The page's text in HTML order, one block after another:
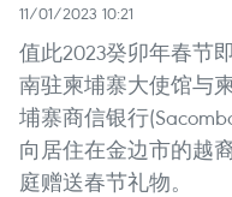
11/01/2023 10:21
值此2023癸卯年春节
南驻柬埔寨大使馆与
埔寨商信银行
向居住在金边市的越
庭赠送春节礼物。